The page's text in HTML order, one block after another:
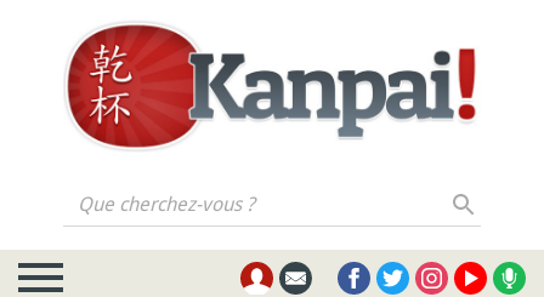
Que cherchez-vous ?